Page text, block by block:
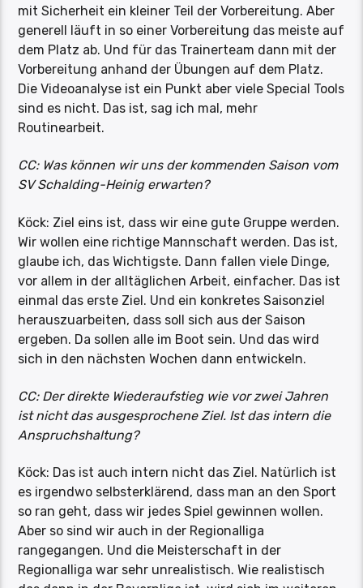
mit Sicherheit ein kleiner Teil der Vorbereitung. Aber
generell läuft in so einer Vorbereitung das meiste auf
dem Platz ab. Und für das Trainerteam dann mit der
Vorbereitung anhand der Übungen auf dem Platz.
Die Videoanalyse ist ein Punkt aber viele Special Tools
sind es nicht. Das ist, sag ich mal, mehr
Routinearbeit.
CC: Was können wir uns der kommenden Saison vom
SV Schalding-Heinig erwarten?
Köck: Ziel eins ist, dass wir eine gute Gruppe werden.
Wir wollen eine richtige Mannschaft werden. Das ist,
glaube ich, das Wichtigste. Dann fallen viele Dinge,
vor allem in der alltäglichen Arbeit, einfacher. Das ist
einmal das erste Ziel. Und ein konkretes Saisonziel
herauszuarbeiten, dass soll sich aus der Saison
ergeben. Da sollen alle im Boot sein. Und das wird
sich in den nächsten Wochen dann entwickeln.
CC: Der direkte Wiederaufstieg wie vor zwei Jahren
ist nicht das ausgesprochene Ziel. Ist das intern die
Anspruchshaltung?
Köck: Das ist auch intern nicht das Ziel. Natürlich ist
es irgendwo selbsterklärend, dass man an den Sport
so ran geht, dass wir jedes Spiel gewinnen wollen.
Aber so sind wir auch in der Regionalliga
rangegangen. Und die Meisterschaft in der
Regionalliga war sehr unrealistisch. Wie realistisch